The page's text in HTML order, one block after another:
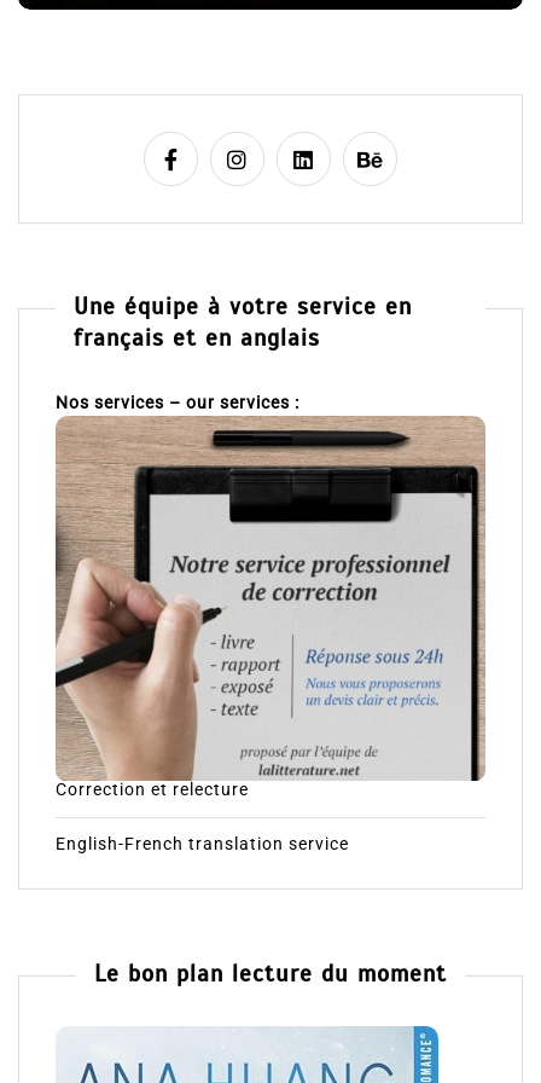
e
Une équipe à votre service en
français et en anglais
Nos services – our services :
Correction et relecture
English-French translation service
Le bon plan lecture du moment